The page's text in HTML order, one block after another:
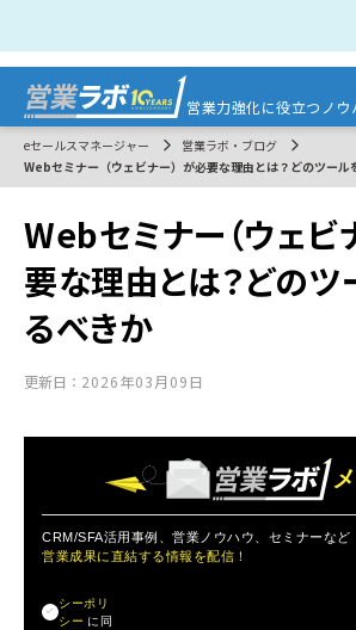
営業力強化に役立つノウ
eセールスマネージャー
営業ラボ・ブログ
Webセミナー（ウェビナー）が必要な理由とは？どのツール
Webセミナー（ウェビ
要な理由とは？どの
るべきか
更新日： 2026年03月09日
CRM/SFA活用事例、営業ノウハウ、セミナーなど
営業成果に直結する情報を配信！
シーポリ
シー に同